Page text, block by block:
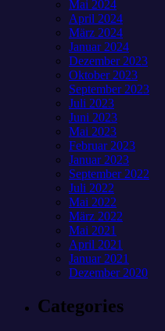
Mai 2024
April 2024
März 2024
Januar 2024
Dezember 2023
Oktober 2023
September 2023
Juli 2023
Juni 2023
Mai 2023
Februar 2023
Januar 2023
September 2022
Juli 2022
Mai 2022
März 2022
Mai 2021
April 2021
Januar 2021
Dezember 2020
Categories